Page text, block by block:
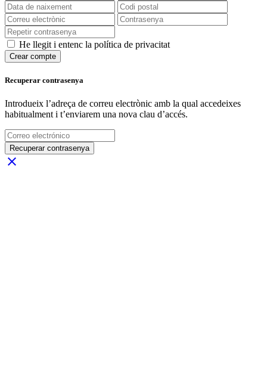
He llegit i entenc la política de privacitat
Crear compte
Recuperar contrasenya
Introdueix l’adreça de correu electrònic amb la qual accedeixes
habitualment i t’enviarem una nova clau d’accés.
Recuperar contrasenya
close